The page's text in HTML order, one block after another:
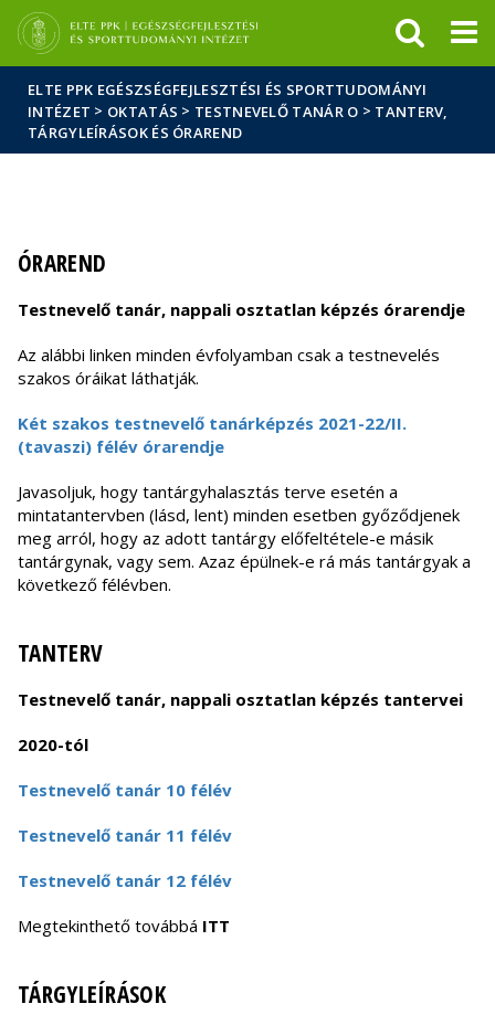
Hírek
Események
ELTE a
sajtóban
ELTE PPK EGÉSZSÉGFEJLESZTÉSI ÉS SPORTTUDOMÁNYI
INTÉZET > OKTATÁS > TESTNEVELŐ TANÁR O > TANTERV,
TÁRGYLEÍRÁSOK ÉS ÓRAREND
ÓRAREND
Testnevelő tanár, nappali osztatlan képzés órarendje
Az alábbi linken minden évfolyamban csak a testnevelés
szakos óráikat láthatják.
Két szakos testnevelő tanárképzés 2021-22/II.
(tavaszi) félév órarendje
Javasoljuk, hogy tantárgyhalasztás terve esetén a
mintatantervben (lásd, lent) minden esetben győződjenek
meg arról, hogy az adott tantárgy előfeltétele-e másik
tantárgynak, vagy sem. Azaz épülnek-e rá más tantárgyak a
következő félévben.
TANTERV
Testnevelő tanár, nappali osztatlan képzés tantervei
2020-tól
Testnevelő tanár 10 félév
Testnevelő tanár 11 félév
Testnevelő tanár 12 félév
Megtekinthető továbbá ITT
TÁRGYLEÍRÁSOK